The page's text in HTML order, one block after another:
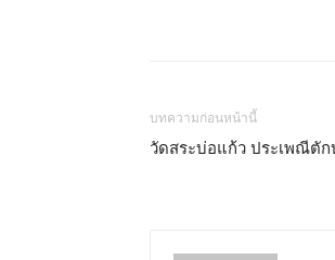
บทความก่อนหน้านี้
วัดสระบ่อแก้ว ประเพณีตั